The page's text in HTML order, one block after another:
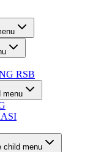
RSB
menu
child menu